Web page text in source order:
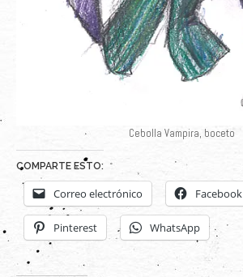
Cebolla Vampira, boceto
COMPARTE ESTO:
Correo electrónico Facebook
Pinterest WhatsApp